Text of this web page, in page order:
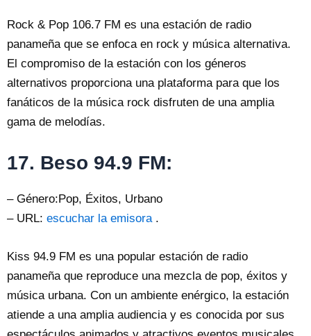
Rock & Pop 106.7 FM es una estación de radio
panameña que se enfoca en rock y música alternativa.
El compromiso de la estación con los géneros
alternativos proporciona una plataforma para que los
fanáticos de la música rock disfruten de una amplia
gama de melodías.
17. Beso 94.9 FM:
– Género:Pop, Éxitos, Urbano
– URL: escuchar la emisora.
Kiss 94.9 FM es una popular estación de radio
panameña que reproduce una mezcla de pop, éxitos y
música urbana. Con un ambiente enérgico, la estación
atiende a una amplia audiencia y es conocida por sus